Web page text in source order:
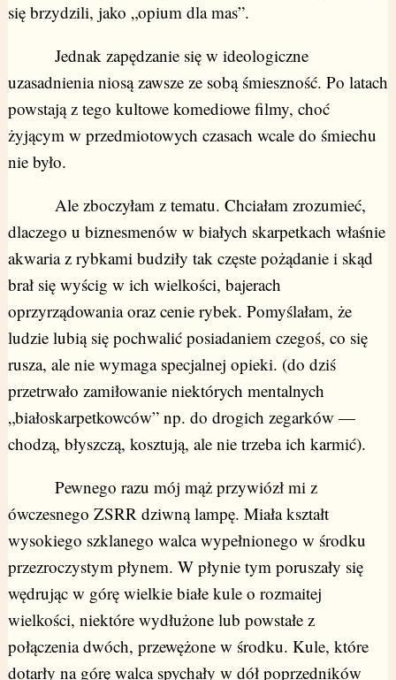
się brzydzili, jako „opium dla mas”.
Jednak zapędzanie się w ideologiczne
uzasadnienia niosą zawsze ze sobą śmieszność. Po latach
powstają z tego kultowe komediowe filmy, choć
żyjącym w przedmiotowych czasach wcale do śmiechu
nie było.
Ale zboczyłam z tematu. Chciałam zrozumieć,
dlaczego u biznesmenów w białych skarpetkach właśnie
akwaria z rybkami budziły tak częste pożądanie i skąd
brał się wyścig w ich wielkości, bajerach
oprzyrządowania oraz cenie rybek. Pomyślałam, że
ludzie lubią się pochwalić posiadaniem czegoś, co się
rusza, ale nie wymaga specjalnej opieki. (do dziś
przetrwało zamiłowanie niektórych mentalnych
„białoskarpetkowców” np. do drogich zegarków —
chodzą, błyszczą, kosztują, ale nie trzeba ich karmić).
Pewnego razu mój mąż przywiózł mi z
ówczesnego ZSRR dziwną lampę. Miała kształt
wysokiego szklanego walca wypełnionego w środku
przezroczystym płynem. W płynie tym poruszały się
wędrując w górę wielkie białe kule o rozmaitej
wielkości, niektóre wydłużone lub powstałe z
połączenia dwóch, przewężone w środku. Kule, które
dotarły na górę walca spychały w dół poprzedników